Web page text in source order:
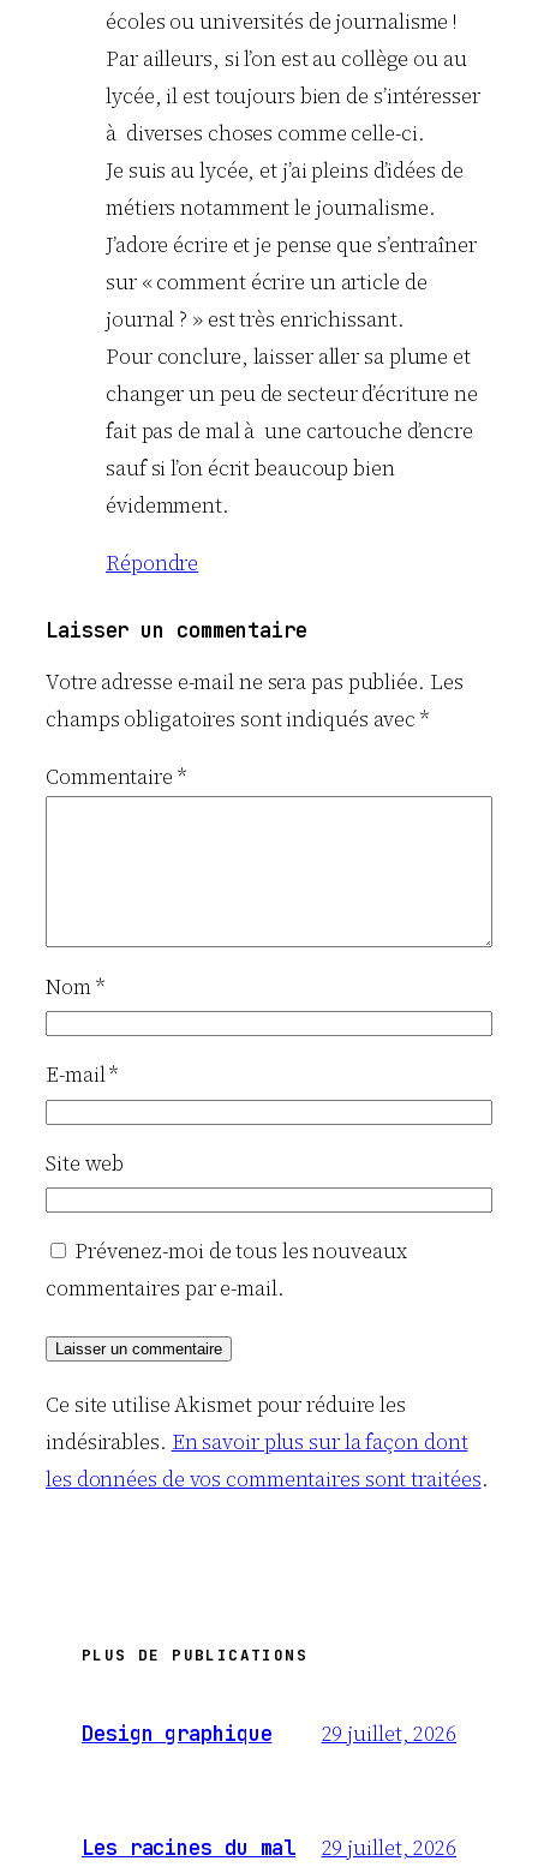
écoles ou universités de journalisme !
Par ailleurs, si l’on est au collège ou au
lycée, il est toujours bien de s’intéresser
à diverses choses comme celle-ci.
Je suis au lycée, et j’ai pleins d’idées de
métiers notamment le journalisme.
J’adore écrire et je pense que s’entraîner
sur « comment écrire un article de
journal ? » est très enrichissant.
Pour conclure, laisser aller sa plume et
changer un peu de secteur d’écriture ne
fait pas de mal à une cartouche d’encre
sauf si l’on écrit beaucoup bien
évidemment.
Répondre
Laisser un commentaire
Votre adresse e-mail ne sera pas publiée. Les
champs obligatoires sont indiqués avec*
Commentaire *
Nom*
E-mail*
Site web
Prévenez-moi de tous les nouveaux
commentaires par e-mail.
Ce site utilise Akismet pour réduire les
indésirables. En savoir plus sur la façon dont
les données de vos commentaires sont traitées.
PLUS DE PUBLICATIONS
Design graphique 29 juillet, 2026
Les racines du mal 29 juillet, 2026